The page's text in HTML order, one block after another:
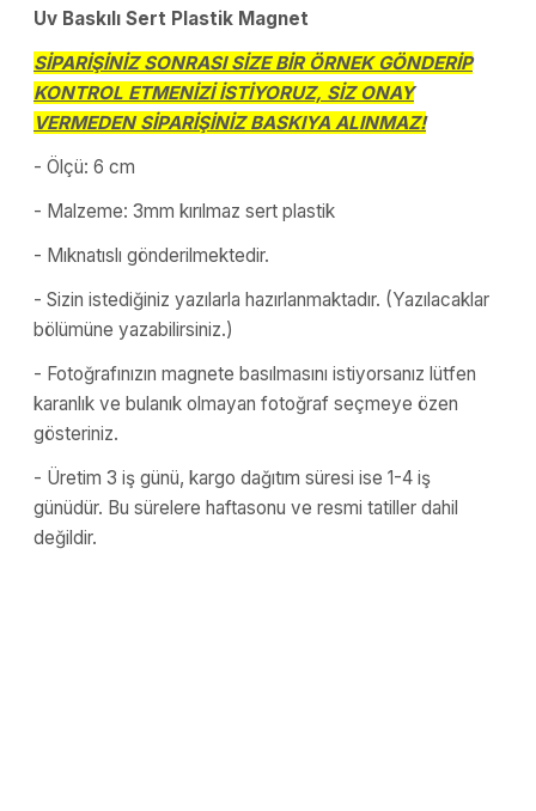
Uv Baskılı Sert Plastik Magnet
SİPARİŞİNİZ SONRASI SİZE BİR ÖRNEK GÖNDERİP
KONTROL ETMENİZİ İSTİYORUZ, SİZ ONAY
VERMEDEN SİPARİŞİNİZ BASKIYA ALINMAZ!
- Ölçü: 6 cm
- Malzeme: 3mm kırılmaz sert plastik
- Mıknatıslı gönderilmektedir.
- Sizin istediğiniz yazılarla hazırlanmaktadır. (Yazılacaklar
bölümüne yazabilirsiniz.)
- Fotoğrafınızın magnete basılmasını istiyorsanız lütfen
karanlık ve bulanık olmayan fotoğraf seçmeye özen
gösteriniz.
- Üretim 3 iş günü, kargo dağıtım süresi ise 1-4 iş
günüdür. Bu sürelere haftasonu ve resmi tatiller dahil
değildir.